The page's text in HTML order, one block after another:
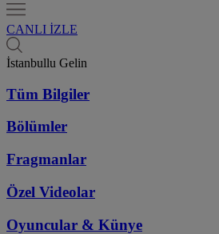
CANLI İZLE
İstanbullu Gelin
Tüm Bilgiler
Bölümler
Fragmanlar
Özel Videolar
Oyuncular & Künye